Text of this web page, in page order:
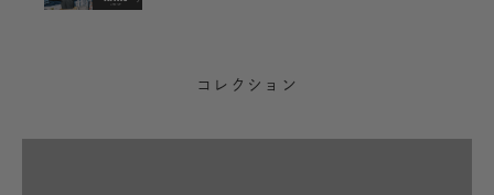
コレクション